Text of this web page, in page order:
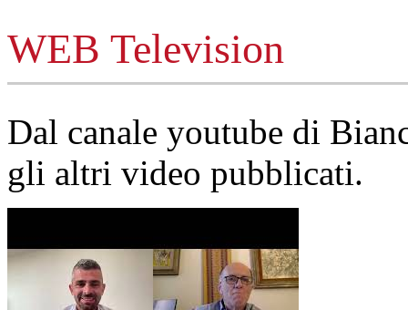
WEB Television
Dal canale youtube di
gli altri video pubblicati.